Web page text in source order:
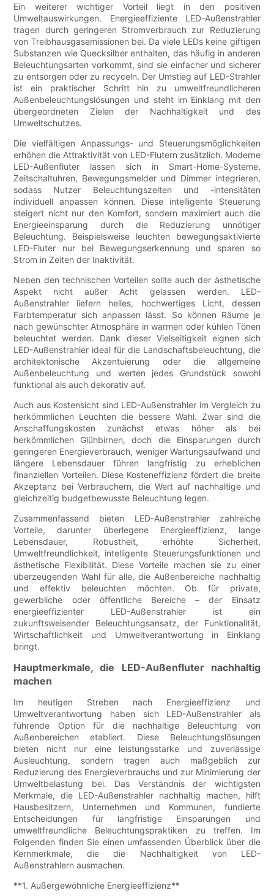
Ein weiterer wichtiger Vorteil liegt in den positiven
Umweltauswirkungen. Energieeffiziente LED-Außenstrahler
tragen durch geringeren Stromverbrauch zur Reduzierung
von Treibhausgasemissionen bei. Da viele LEDs keine giftigen
Substanzen wie Quecksilber enthalten, das häufig in anderen
Beleuchtungsarten vorkommt, sind sie einfacher und sicherer
zu entsorgen oder zu recyceln. Der Umstieg auf LED-Strahler
ist ein praktischer Schritt hin zu umweltfreundlicheren
Außenbeleuchtungslösungen und steht im Einklang mit den
übergeordneten Zielen der Nachhaltigkeit und des
Umweltschutzes.
Die vielfältigen Anpassungs- und Steuerungsmöglichkeiten
erhöhen die Attraktivität von LED-Flutern zusätzlich. Moderne
LED-Außenfluter lassen sich in Smart-Home-Systeme,
Zeitschaltuhren, Bewegungsmelder und Dimmer integrieren,
sodass Nutzer Beleuchtungszeiten und -intensitäten
individuell anpassen können. Diese intelligente Steuerung
steigert nicht nur den Komfort, sondern maximiert auch die
Energieeinsparung durch die Reduzierung unnötiger
Beleuchtung. Beispielsweise leuchten bewegungsaktivierte
LED-Fluter nur bei Bewegungserkennung und sparen so
Strom in Zeiten der Inaktivität.
Neben den technischen Vorteilen sollte auch der ästhetische
Aspekt nicht außer Acht gelassen werden. LED-
Außenstrahler liefern helles, hochwertiges Licht, dessen
Farbtemperatur sich anpassen lässt. So können Räume je
nach gewünschter Atmosphäre in warmen oder kühlen Tönen
beleuchtet werden. Dank dieser Vielseitigkeit eignen sich
LED-Außenstrahler ideal für die Landschaftsbeleuchtung, die
architektonische Akzentuierung oder die allgemeine
Außenbeleuchtung und werten jedes Grundstück sowohl
funktional als auch dekorativ auf.
Auch aus Kostensicht sind LED-Außenstrahler im Vergleich zu
herkömmlichen Leuchten die bessere Wahl. Zwar sind die
Anschaffungskosten zunächst etwas höher als bei
herkömmlichen Glühbirnen, doch die Einsparungen durch
geringeren Energieverbrauch, weniger Wartungsaufwand und
längere Lebensdauer führen langfristig zu erheblichen
finanziellen Vorteilen. Diese Kosteneffizienz fördert die breite
Akzeptanz bei Verbrauchern, die Wert auf nachhaltige und
gleichzeitig budgetbewusste Beleuchtung legen.
Zusammenfassend bieten LED-Außenstrahler zahlreiche
Vorteile, darunter überlegene Energieeffizienz, lange
Lebensdauer, Robustheit, erhöhte Sicherheit,
Umweltfreundlichkeit, intelligente Steuerungsfunktionen und
ästhetische Flexibilität. Diese Vorteile machen sie zu einer
überzeugenden Wahl für alle, die Außenbereiche nachhaltig
und effektiv beleuchten möchten. Ob für private,
gewerbliche oder öffentliche Bereiche – der Einsatz
energieeffizienter LED-Außenstrahler ist ein
zukunftsweisender Beleuchtungsansatz, der Funktionalität,
Wirtschaftlichkeit und Umweltverantwortung in Einklang
bringt.
Hauptmerkmale, die LED-Außenfluter nachhaltig
machen
Im heutigen Streben nach Energieeffizienz und
Umweltverantwortung haben sich LED-Außenstrahler als
führende Option für die nachhaltige Beleuchtung von
Außenbereichen etabliert. Diese Beleuchtungslösungen
bieten nicht nur eine leistungsstarke und zuverlässige
Ausleuchtung, sondern tragen auch maßgeblich zur
Reduzierung des Energieverbrauchs und zur Minimierung der
Umweltbelastung bei. Das Verständnis der wichtigsten
Merkmale, die LED-Außenstrahler nachhaltig machen, hilft
Hausbesitzern, Unternehmen und Kommunen, fundierte
Entscheidungen für langfristige Einsparungen und
umweltfreundliche Beleuchtungspraktiken zu treffen. Im
Folgenden finden Sie einen umfassenden Überblick über die
Kernmerkmale, die die Nachhaltigkeit von LED-
Außenstrahlern ausmachen.
**1. Außergewöhnliche Energieeffizienz**